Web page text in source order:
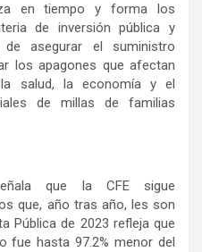
en tiempo y forma los
de inversión pública y
asegurar el suministro
los apagones que afectan
salud, la economía y el
de millas de familias
que la CFE sigue
que, año tras año, les son
Pública de 2023 refleja que
fue hasta 97.2% menor del